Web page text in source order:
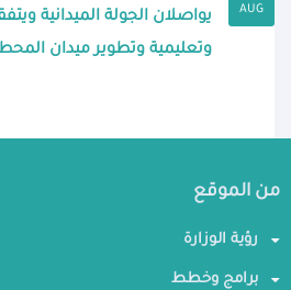
AUG
يواصلان الجولة الميدانية
وتعليمية وتطوير ميدان
من الموقع
رؤية الوزارة
برامج وخطط